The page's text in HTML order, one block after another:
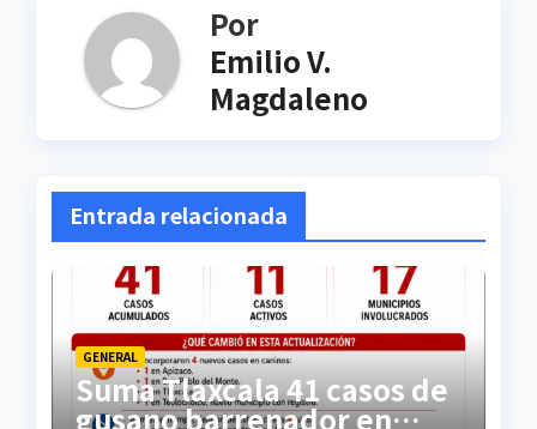
Por
Emilio V.
Magdaleno
Entrada relacionada
GENERAL
Suma Tlaxcala 41 casos de
gusano barrenador en